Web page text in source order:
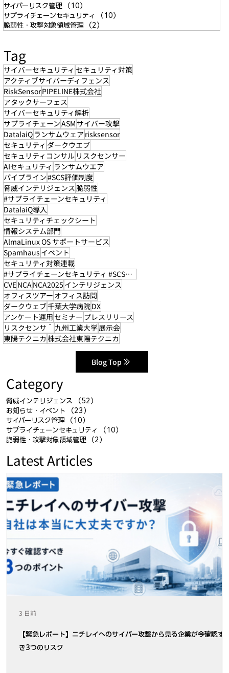
サイバーリスク管理
（10）
サプライチェーンセキュリティ
（10）
脆弱性・攻撃対象領域管理
（2）
Tag
サイバーセキュリティ セキュリティ対策
アクティブサイバーディフェンス
RiskSensorPIPELINE株式会社
アタックサーフェス
サイバーセキュリティ解析
サプライチェーンASM サイバー攻撃
DatalaiQ ランサムウェア risksensor
セキュリティ ダークウエブ
セキュリティコンサル リスクセンサー
AIセキュリティ ランサムウエア
パイプライン#SCS評価制度
脅威インテリジェンス脆弱性
#サプライチェーンセキュリティ
DatalaiQ導入
セキュリティチェックシート
情報システム部門
AlmaLinux OS サポートサービス
Spamhaus イベント
セキュリティ対策連載
#サプライチェーンセキュリティ #SCS評価制度
CVENCANCA2025 インテリジェンス
オフィスツアー オフィス訪問
ダークウェブ千葉大学病院DX
アンケート運用 セミナー プレスリリース
リスクセンサ＾ 九州工業大学展示会
東陽テクニカ 株式会社東陽テクニカ
Blog Top
Category
脅威インテリジェンス （52）
お知らせ・イベント
（23）
サイバーリスク管理
（10）
サプライチェーンセキュリティ
（10）
脆弱性・攻撃対象領域管理
（2）
Latest Articles
【緊急レポート】ニチレイへのサイバー攻撃から見る企業が今確認す
き3つのリスク
3 日前